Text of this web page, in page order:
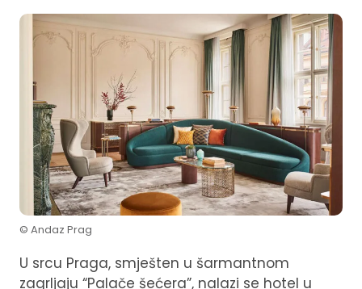
© Andaz Prag
U srcu Praga, smješten u šarmantnom
zagrljaju “Palače šećera”, nalazi se hotel u